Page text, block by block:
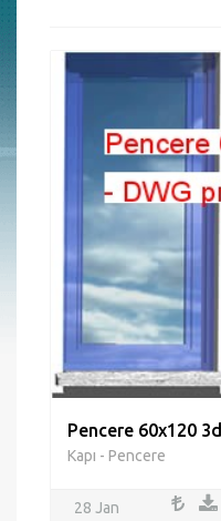
Pencere 60x120 3d
Kapı - Pencere
28 Jan